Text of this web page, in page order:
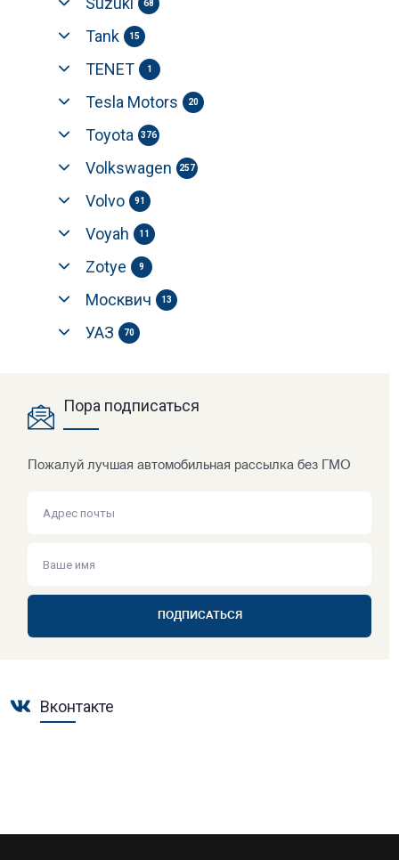
68
Tank 15
TENET 1
Tesla Motors 20
Toyota 376
Volkswagen 257
Volvo 91
Voyah 11
Zotye 9
Москвич 13
УАЗ 70
Пора подписаться
Пожалуй лучшая автомобильная рассылка без ГМО
ПОДПИСАТЬСЯ
Вконтакте